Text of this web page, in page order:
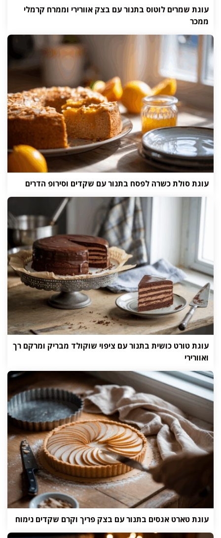
עוגת שמרים לוטוס בתנור עם בצק אוורירי וממרח קרמלי
ממכר
עוגת סולת כשרה לפסח בתנור עם שקדים וסירופ הדרים
עוגת טורט כושית בתנור עם ציפוי שוקולד מבריק ומרקם רך
ואוורירי
עוגת טארט אגסים בתנור עם בצק פריך וקרם שקדים נימוח